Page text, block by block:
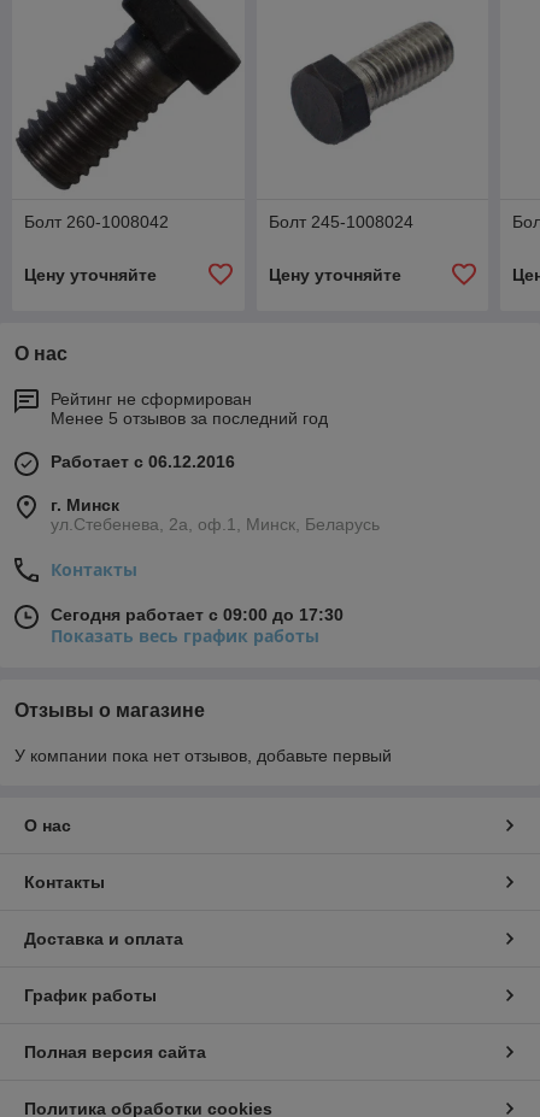
Болт 260-1008042
Цену уточняйте
Болт 245-1008024
Цену уточняйте
О нас
Рейтинг не сформирован
Менее 5 отзывов за последний год
Работает с 06.12.2016
г. Минск
ул.Стебенева, 2а, оф.1, Минск, Беларусь
Контакты
Сегодня работает с 09:00 до 17:30
Показать весь график работы
Отзывы о магазине
У компании пока нет отзывов, добавьте первый
О нас
Контакты
Доставка и оплата
График работы
Полная версия сайта
Политика обработки cookies